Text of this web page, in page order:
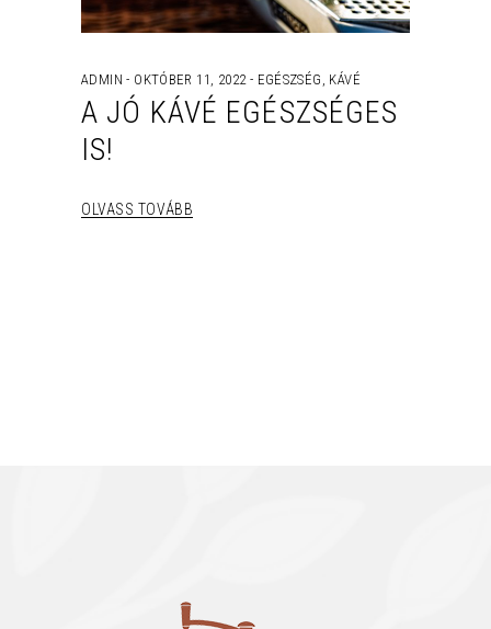
ADMIN OKTÓBER 11, 2022 EGÉSZSÉG , KÁVÉ
A JÓ KÁVÉ EGÉSZSÉGES
IS!
OLVASS TOVÁBB